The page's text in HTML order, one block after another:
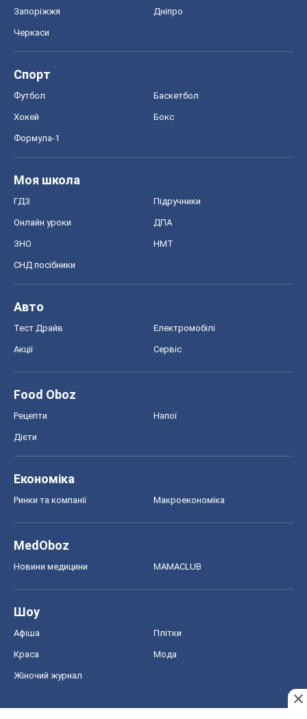
Запоріжжя Дніпро
Черкаси
Спорт
Футбол Баскетбол
Хокей Бокс
Формула-1
Моя школа
ГДЗ Підручники
Онлайн уроки ДПА
ЗНО НМТ
СНД посібники
Авто
Тест Драйв Електромобілі
Акції Сервіс
Food Oboz
Рецепти Напої
Дієти
Економіка
Ринки та компанії Макроекономіка
MedOboz
Новини медицини MAMACLUB
Шоу
Афіша Плітки
Краса Мода
Жіночий журнал